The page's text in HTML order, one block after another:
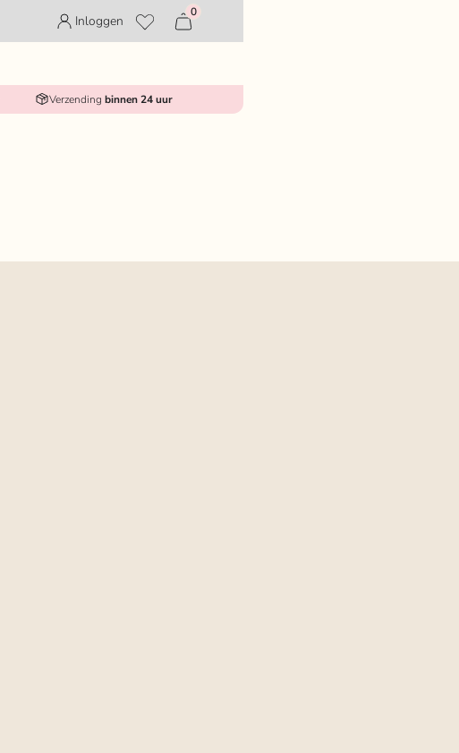
Inloggen
0
Verzending binnen 24 uur